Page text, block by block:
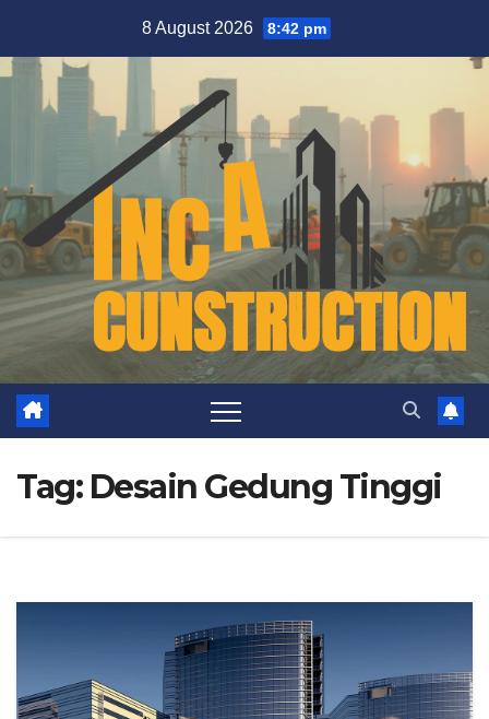
content
8 August 2026 8:42 pm
Tag: Desain Gedung Tinggi